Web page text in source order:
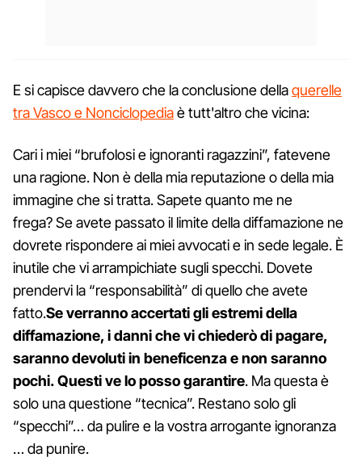
E si capisce davvero che la conclusione dellaquerelle
tra Vasco e Nonciclopediaè tutt'altro che vicina:
Cari i miei “brufolosi e ignoranti ragazzini”, fatevene
una ragione. Non è della mia reputazione o della mia
immagine che si tratta. Sapete quanto me ne
frega? Se avete passato il limite della diffamazione ne
dovrete rispondere ai miei avvocati e in sede legale. È
inutile che vi arrampichiate sugli specchi. Dovete
prendervi la “responsabilità” di quello che avete
fatto.Se verranno accertati gli estremi della
diffamazione, i danni che vi chiederò di pagare,
saranno devoluti in beneficenza e non saranno
pochi. Questi ve lo posso garantire. Ma questa è
solo una questione “tecnica”. Restano solo gli
“specchi”… da pulire e la vostra arrogante ignoranza
… da punire.